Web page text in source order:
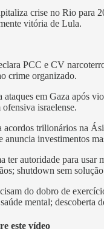
crise no Rio para
vitória de Lula.
PCC e CV
crime organizado.
ataques em Gaza após
israelense.
acordos trilionários na
anuncia investimentos
ter autoridade para usar
shutdown sem
do dobro de
mental; descoberta
este vídeo